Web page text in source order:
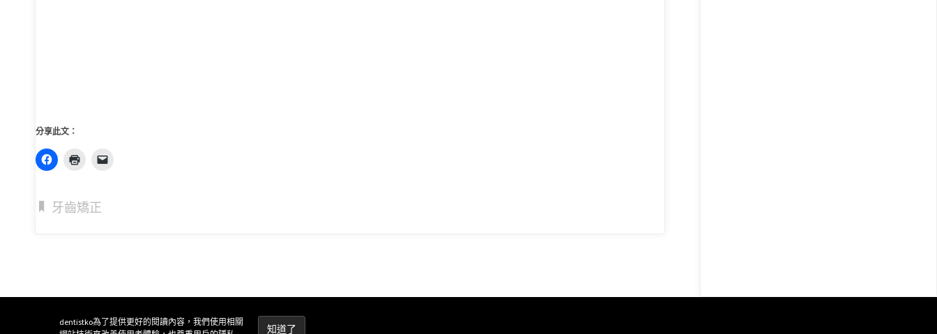
分享此文：
牙齒矯正
dentistko為了提供更好的閱讀內容，我們使用相關